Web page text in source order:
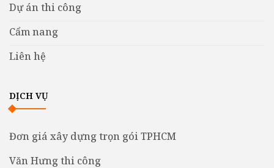
Dự án thi công
Cẩm nang
Liên hệ
DỊCH VỤ
Đơn giá xây dựng trọn gói TPHCM
Văn Hưng thi công